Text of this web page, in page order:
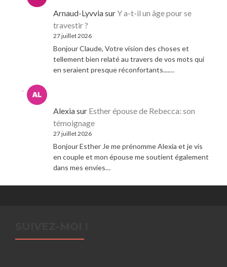
Arnaud-LyvviasurY a-t-il un âge pour se
travestir ?
27 juillet 2026
Bonjour Claude, Votre vision des choses et
tellement bien relaté au travers de vos mots qui
en seraient presque réconfortants....…
Alexiasur Esther épouse de Rebecca: son
témoignage
27 juillet 2026
Bonjour Esther Je me prénomme Alexia et je vis
en couple et mon épouse me soutient également
dans mes envies…